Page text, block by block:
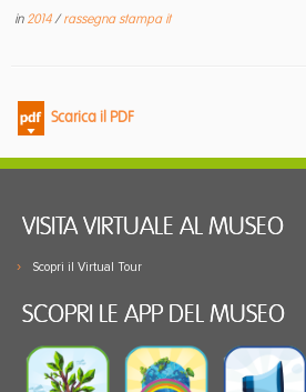
in 2014/rassegna stampa it
Scarica il PDF
VISITA VIRTUALE AL MUSEO
Scopri il Virtual Tour
SCOPRI LE APP DEL MUSEO